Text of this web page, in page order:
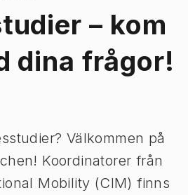
– kom
dina frågor!
Välkommen på
Koordinatorer från
Mobility (CIM) finns